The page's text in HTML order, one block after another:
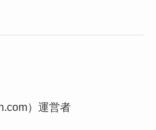
）運営者